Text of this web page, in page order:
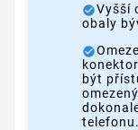
Vyšší
obaly
být
telefonu.